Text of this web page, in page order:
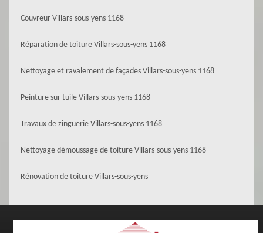
Couvreur Villars-sous-yens 1168
Réparation de toiture Villars-sous-yens 1168
Nettoyage et ravalement de façades Villars-sous-yens 1168
Peinture sur tuile Villars-sous-yens 1168
Travaux de zinguerie Villars-sous-yens 1168
Nettoyage démoussage de toiture Villars-sous-yens 1168
Rénovation de toiture Villars-sous-yens